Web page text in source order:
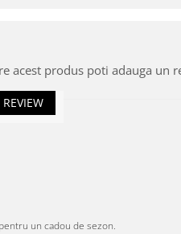
acest produs poti adauga un
un cadou de sezon.